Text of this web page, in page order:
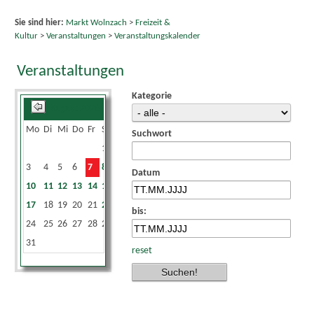
Sie sind hier: Markt Wolnzach > Freizeit &
Kultur> Veranstaltungen > Veranstaltungskalender
Veranstaltungen
Mo Di Mi Do Fr Sa
1
3
4 5 6 7 8
10
11 12 13 14 15
17
18 19 20 21 22
24
25 26 27 28 29
31
Kategorie
Suchwort
Datum
bis:
reset